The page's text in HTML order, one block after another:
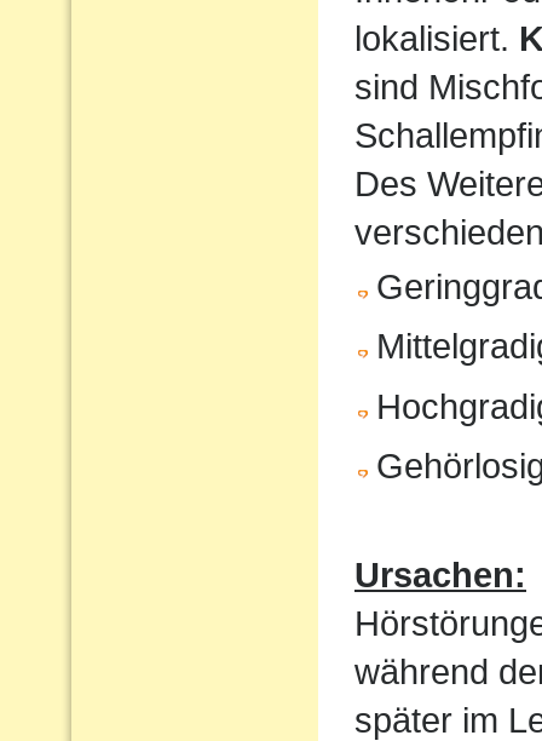
lokalisiert.
sind
Des
Ursachen:
während
später im